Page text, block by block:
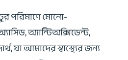
পরিমাণে মোনো-
অ্যান্টিঅক্সিডেন্ট,
যা আমাদের স্বাস্থ্যের জন্য